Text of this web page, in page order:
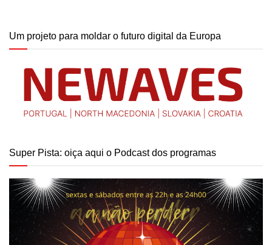
Um projeto para moldar o futuro digital da Europa
Super Pista: oiça aqui o Podcast dos programas